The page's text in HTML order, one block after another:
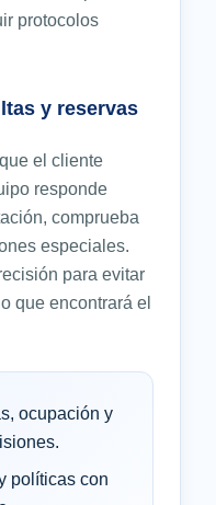
protocolos
y reservas
el cliente
responde
comprueba
especiales.
para evitar
que encontrará el
ocupación y
políticas con